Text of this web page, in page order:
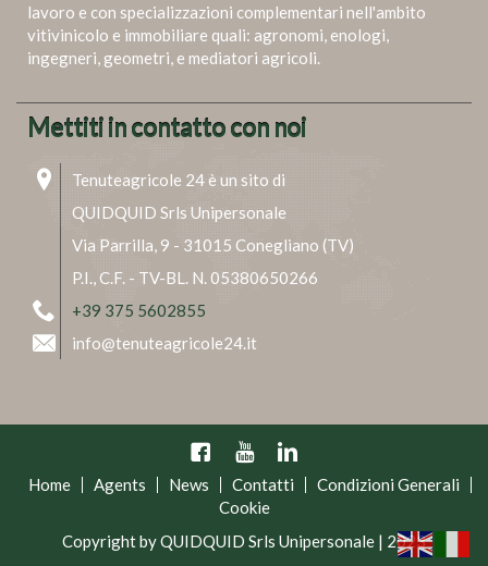
lavoro e con specializzazioni complementari nell'ambito
vitivinicolo e immobiliare quali: agronomi, enologi,
ingegneri, geometri, e mediatori agricoli.
Mettiti in contatto con noi
Tenuteagricole 24 è un sito di
QUIDQUID Srls Unipersonale
Via Parrilla, 9 - 31015 Conegliano (TV)
P.I., C.F. - TV-BL. N. 05380650266
+39 375 5602855
info@tenuteagricole24.it
Facebook
YouTubeLinkedin
Home Agents News Contatti
Condizioni Generali
Cookie
Copyright by QUIDQUID Srls Unipersonale | 2023